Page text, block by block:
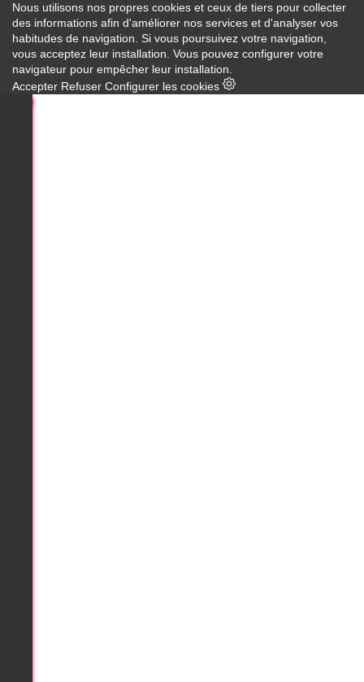
Nous utilisons nos propres cookies et ceux de tiers pour collecter
des informations afin d'améliorer nos services et d'analyser vos
habitudes de navigation. Si vous poursuivez votre navigation,
vous acceptez leur installation. Vous pouvez configurer votre
navigateur pour empêcher leur installation.
Accepter Refuser Configurer les cookies